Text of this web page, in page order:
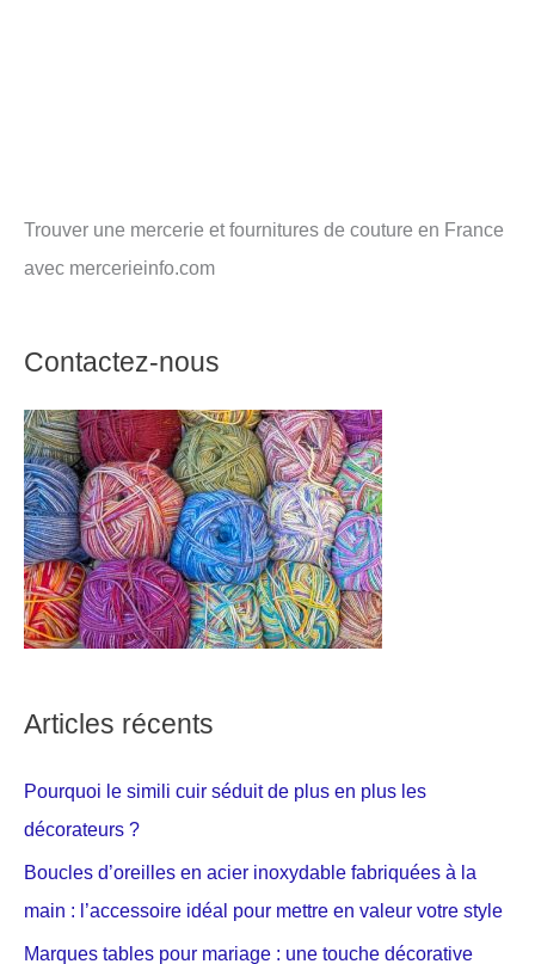
Trouver une mercerie et fournitures de couture en France
avec mercerieinfo.com
Contactez-nous
Articles récents
Pourquoi le simili cuir séduit de plus en plus les
décorateurs ?
Boucles d’oreilles en acier inoxydable fabriquées à la
main : l’accessoire idéal pour mettre en valeur votre style
Marques tables pour mariage : une touche décorative